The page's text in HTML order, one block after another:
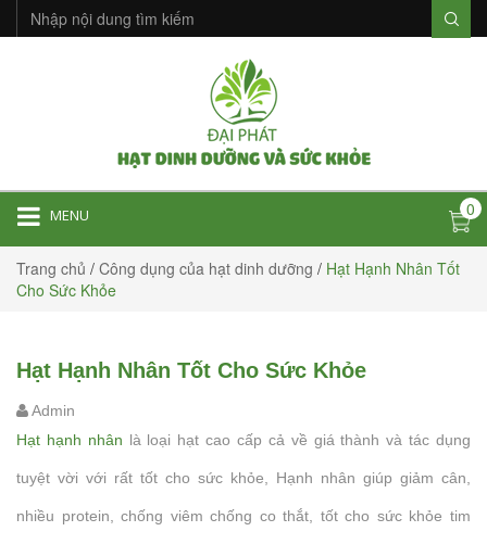
MENU 0
Trang chủ / Công dụng của hạt dinh dưỡng / Hạt Hạnh Nhân Tốt
Cho Sức Khỏe
Hạt Hạnh Nhân Tốt Cho Sức Khỏe
Admin
Hạt hạnh nhân là loại hạt cao cấp cả về giá thành và tác dụng
tuyệt vời với rất tốt cho sức khỏe, Hạnh nhân giúp giảm cân,
nhiều protein, chống viêm chống co thắt, tốt cho sức khỏe tim